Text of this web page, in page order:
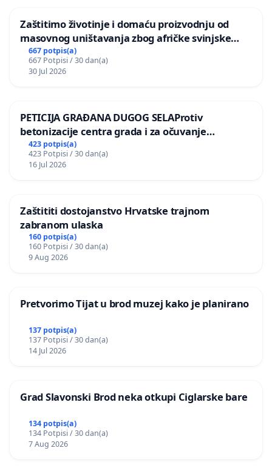
Zaštitimo životinje i domaću proizvodnju od
masovnog uništavanja zbog afričke svinjske
kuge
667 potpis(a)
667 Potpisi / 30 dan(a)
30 Jul 2026
PETICIJA GRAĐANA DUGOG SELAProtiv
betonizacije centra grada i za očuvanje
postojećih zelenih površina i odraslih stabala pri
donošenju izmjena urbanističkog plana
423 potpis(a)
423 Potpisi / 30 dan(a)
16 Jul 2026
Zaštititi dostojanstvo Hrvatske trajnom
zabranom ulaska
160 potpis(a)
160 Potpisi / 30 dan(a)
9 Aug 2026
Pretvorimo Tijat u brod muzej kako je planirano
137 potpis(a)
137 Potpisi / 30 dan(a)
14 Jul 2026
Grad Slavonski Brod neka otkupi Ciglarske bare
134 potpis(a)
134 Potpisi / 30 dan(a)
7 Aug 2026